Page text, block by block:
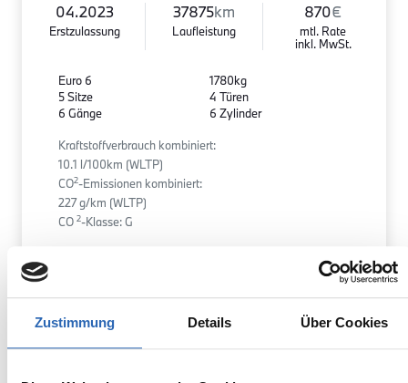
Zustimmung Details Über Cookies
04.2023
Erstzulassung
37875km
Laufleistung
870€
mtl. Rate
inkl. MwSt.
Euro 6
5 Sitze
6 Gänge
1780kg
4 Türen
6 Zylinder
Kraftstoffverbrauch kombiniert:
10.1 l/100km (WLTP)
CO2-Emissionen kombiniert:
227 g/km (WLTP)
CO 2-Klasse: G